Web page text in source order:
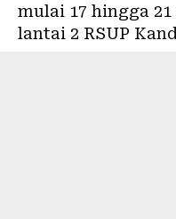
mulai 17 hingga
lantai 2 RSUP